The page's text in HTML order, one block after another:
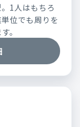
1人はもちろ
位でも周りを
。